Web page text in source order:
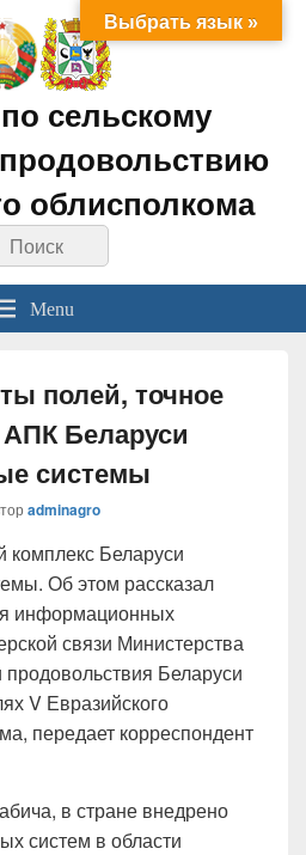
сельскому
облисполкома
Search
Menu
полей, точное
Беларуси
системы
adminagro
Беларуси
Об этом рассказал
информационных
связи Министерства
продовольствия Беларуси
V Евразийского
передает корреспондент
в стране внедрено
систем в области
Выбрать язык »